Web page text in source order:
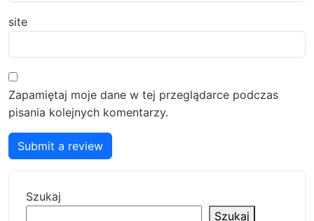
site
Zapamiętaj moje dane w tej przeglądarce podczas
pisania kolejnych komentarzy.
Submit a review
Szukaj
Szukaj